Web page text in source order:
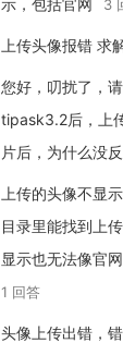
示，包括官网 3
上传头像报错 求
您好，叨扰了，
tipask3.2后，上
片后，为什么没
上传的头像不显
目录里能找到上
显示也无法像官
1 回答
头像上传出错，